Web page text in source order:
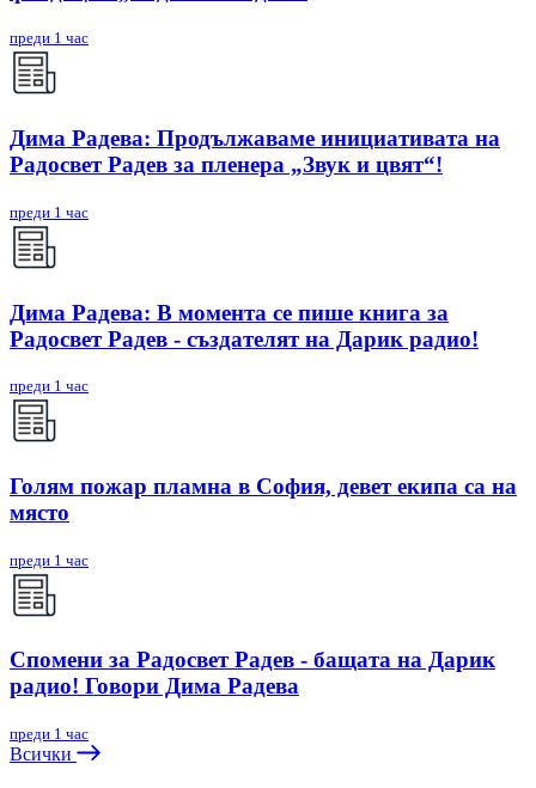
преди 1 час
Дима Радева: Продължаваме инициативата на
Радосвет Радев за пленера „Звук и цвят“!
преди 1 час
Дима Радева: В момента се пише книга за
Радосвет Радев - създателят на Дарик радио!
преди 1 час
Голям пожар пламна в София, девет екипа са на
място
преди 1 час
Спомени за Радосвет Радев - бащата на Дарик
радио! Говори Дима Радева
преди 1 час
Всички